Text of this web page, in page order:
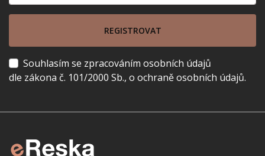
REGISTROVAT
Souhlasím se zpracováním osobních údajů
dle zákona č. 101/2000 Sb., o ochraně osobních údajů.